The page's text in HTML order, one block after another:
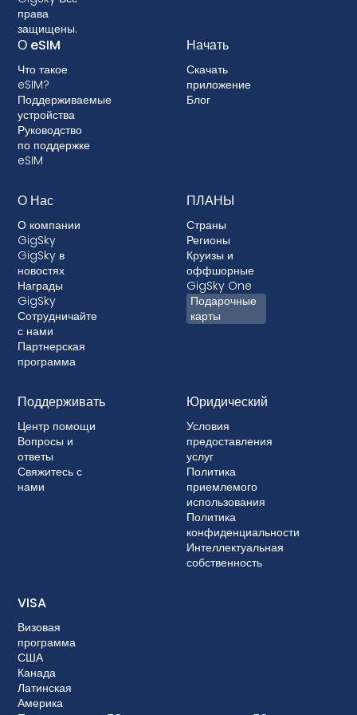
проверить совместимость, прежде чем
выбирать тарифный план с eSIM. Некоторые
операторы связи также могут заблокировать
ваше устройство, не позволяя использовать
eSIM. Хотя блокировка не разрешена в
большинстве стран, в тех случаях, когда это
происходит, она почти всегда связана с
постоплатными тарифными планами, где ваше
устройство финансируется.
права
защищены.
О eSIM
Что такое
eSIM?
Поддерживаемые
устройства
Руководство
по поддержке
eSIM
Начать
Скачать
приложение
Блог
О Нас
О компании
GigSky
GigSky в
новостях
Награды
GigSky
Сотрудничайте
с нами
Партнерская
программа
ПЛАНЫ
Страны
Регионы
Круизы и
оффшорные
GigSky One
Подарочные
карты
Поддерживать
Центр помощи
Вопросы и
ответы
Свяжитесь с
нами
Юридический
Условия
предоставления
услуг
Политика
приемлемого
использования
Политика
конфиденциальности
Интеллектуальная
собственность
VISA
Визовая
программа
США
Канада
Латинская
Америка